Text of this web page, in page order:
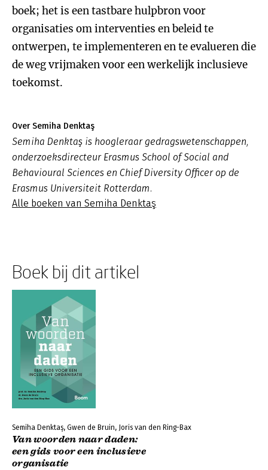
boek; het is een tastbare hulpbron voor
organisaties om interventies en beleid te
ontwerpen, te implementeren en te evalueren die
de weg vrijmaken voor een werkelijk inclusieve
toekomst.
Over Semiha Denktaş
Semiha Denktaş is hoogleraar gedragswetenschappen,
onderzoeksdirecteur Erasmus School of Social and
Behavioural Sciences en Chief Diversity Officer op de
Erasmus Universiteit Rotterdam.
Alle boeken van Semiha Denktaş
Boek bij dit artikel
Semiha Denktaş, Gwen de Bruin, Joris van den Ring-Bax
Van woorden naar daden:
een gids voor een inclusieve
organisatie